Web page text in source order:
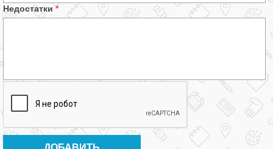
Недостатки*